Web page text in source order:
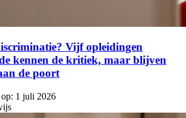
Vijf opleidingen
kennen de kritiek, maar blijven
de poort
1 juli 2026